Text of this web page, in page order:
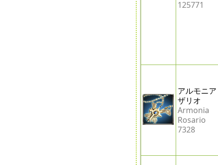
125771
アルモニ
ザリオ
Armonia
Rosario
7328